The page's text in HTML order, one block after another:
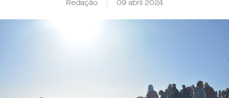
Redação 09 abril 2024